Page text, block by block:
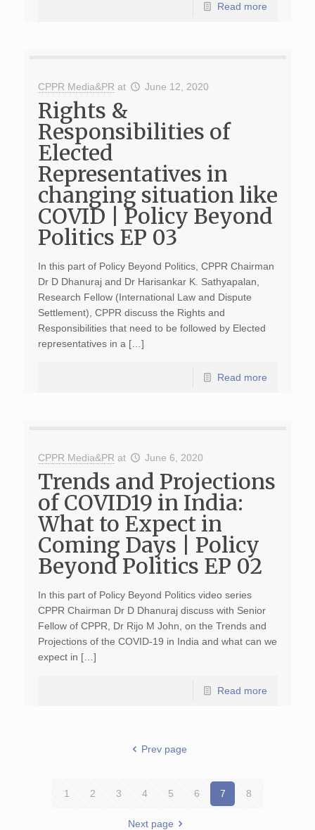
Read more
CPPR Media&PR at June 12, 2020
Rights &
Responsibilities of
Elected
Representatives in
changing situation like
COVID | Policy Beyond
Politics EP 03
In this part of Policy Beyond Politics, CPPR Chairman
Dr D Dhanuraj and Dr Harisankar K. Sathyapalan,
Research Fellow (International Law and Dispute
Settlement), CPPR discuss the Rights and
Responsibilities that need to be followed by Elected
representatives in a […]
Read more
CPPR Media&PR at June 6, 2020
Trends and Projections
of COVID19 in India:
What to Expect in
Coming Days | Policy
Beyond Politics EP 02
In this part of Policy Beyond Politics video series
CPPR Chairman Dr D Dhanuraj discuss with Senior
Fellow of CPPR, Dr Rijo M John, on the Trends and
Projections of the COVID-19 in India and what can we
expect in […]
Read more
Prev page
1 2 3 4 5 6 7 8
Next page